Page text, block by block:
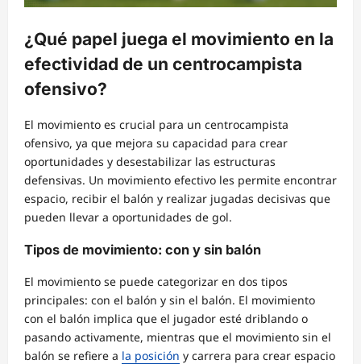
¿Qué papel juega el movimiento en la
efectividad de un centrocampista
ofensivo?
El movimiento es crucial para un centrocampista
ofensivo, ya que mejora su capacidad para crear
oportunidades y desestabilizar las estructuras
defensivas. Un movimiento efectivo les permite encontrar
espacio, recibir el balón y realizar jugadas decisivas que
pueden llevar a oportunidades de gol.
Tipos de movimiento: con y sin balón
El movimiento se puede categorizar en dos tipos
principales: con el balón y sin el balón. El movimiento
con el balón implica que el jugador esté driblando o
pasando activamente, mientras que el movimiento sin el
balón se refiere a la posición y carrera para crear espacio